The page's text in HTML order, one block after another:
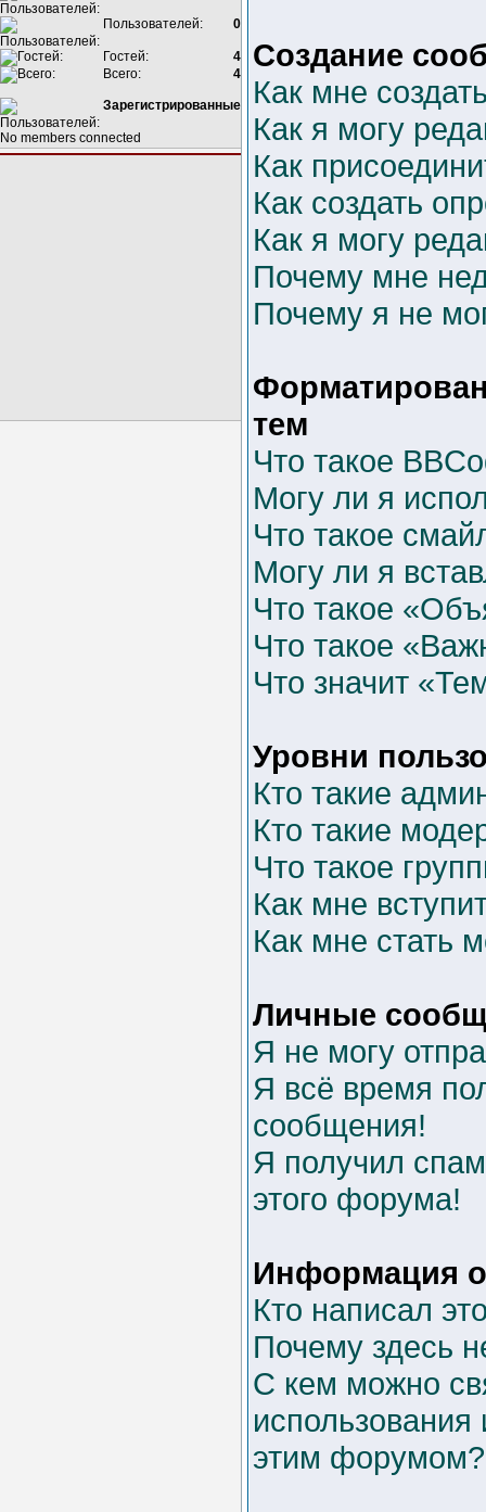
Пользователей: 0
Гостей:
4
Всего:
4
Зарегистрированные
No members connected
Создание
Как мне
Как я могу
Как
Как создать
Как я могу
Почему мне
Почему я не
тем
Что такое
Могу ли я
Что такое
Могу ли я
Что такое
Что такое
Что значит
Уровни
Кто такие
Кто такие
Что такое
Как мне
Как мне стать
Личные
Я не могу
Я всё время
сообщения!
Я получил
этого форума!
Информация
Кто написал
Почему здесь
С кем можно
этим форумом?